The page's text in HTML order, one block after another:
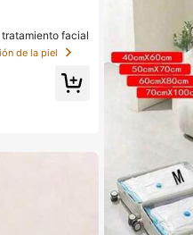
facial
de la piel